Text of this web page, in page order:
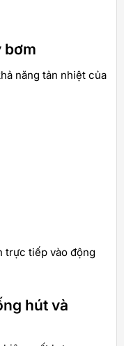
bơm
năng tản nhiệt của
trực tiếp vào động
hút và